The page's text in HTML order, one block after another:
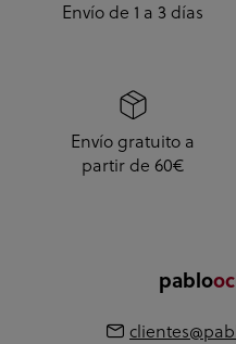
Envío de 1 a 3 días
Envío gratuito a
partir de 60€
pablo